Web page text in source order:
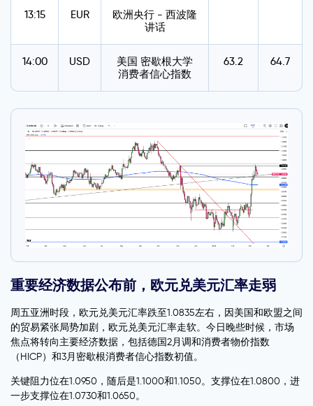
13:15 EUR
欧洲央行 - 西波隆
讲话
14:00 USD
美国 密歇根大学
消费者信心指数
63.2 64.7
重要经济数据公布前，欧元兑美元汇率走弱
周五亚洲时段，欧元兑美元汇率跌至1.0835左右，因美国和欧盟之间
的贸易紧张局势加剧，欧元兑美元汇率走软。今日晚些时候，市场
焦点将转向主要经济数据，包括德国2月调和消费者物价指数
（HICP）和3月密歇根消费者信心指数初值。
关键阻力位在1.0950，随后是1.1000和1.1050。支撑位在1.0800，进
一步支撑位在1.0730和1.0650。